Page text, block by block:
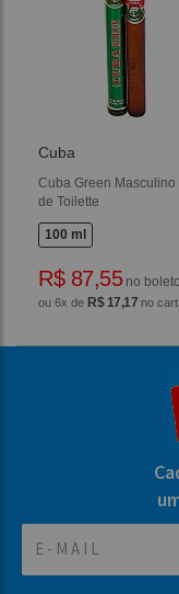
Cuba
Cuba Green Masculino
de Toilette
100 ml
R$ 87,55no boleto
ou 6x de R$ 17,17 no